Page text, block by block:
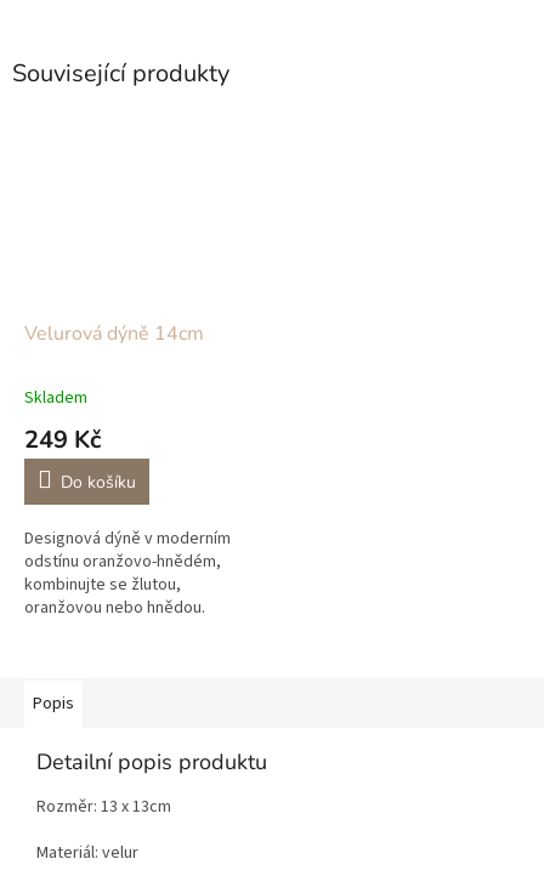
Související produkty
Velurová dýně 14cm
Skladem
249 Kč
Do košíku
Designová dýně v moderním
odstínu oranžovo-hnědém,
kombinujte se žlutou,
oranžovou nebo hnědou.
Popis
Detailní popis produktu
Rozměr: 13 x 13cm
Materiál: velur